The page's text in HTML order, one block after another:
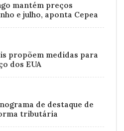
mantém preços
e julho, aponta Cepea
propõem medidas para
dos EUA
de destaque de
tributária